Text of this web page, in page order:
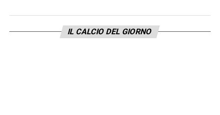
IL CALCIO DEL GIORNO